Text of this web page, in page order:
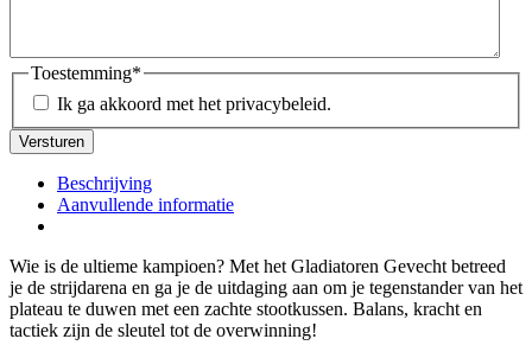
Toestemming*
Ik ga akkoord met het privacybeleid.
Beschrijving
Aanvullende informatie
Wie is de ultieme kampioen? Met het Gladiatoren Gevecht betreed
je de strijdarena en ga je de uitdaging aan om je tegenstander van het
plateau te duwen met een zachte stootkussen. Balans, kracht en
tactiek zijn de sleutel tot de overwinning!